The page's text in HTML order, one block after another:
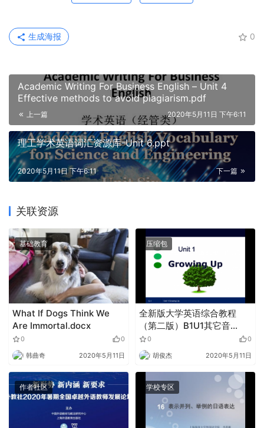
0
生成海报
Academic Writing For Business English – Unit 4
Effective methods to avoid plagiarism.pdf
上一篇 2020年5月11日 下午6:11
理工学术英语词汇资源库-Unit 6.ppt
下一篇
2020年5月11日 下午6:11
关联资源
基础教育
What If Dogs Think We
Are Immortal.docx
0 0
韩曲奇 2020年5月11日
压缩包
全新版大学英语综合教程
（第二版）B1U1其它音
（视）频.zip
0 0
胡俊杰 2020年5月11日
作者社区 学校专区